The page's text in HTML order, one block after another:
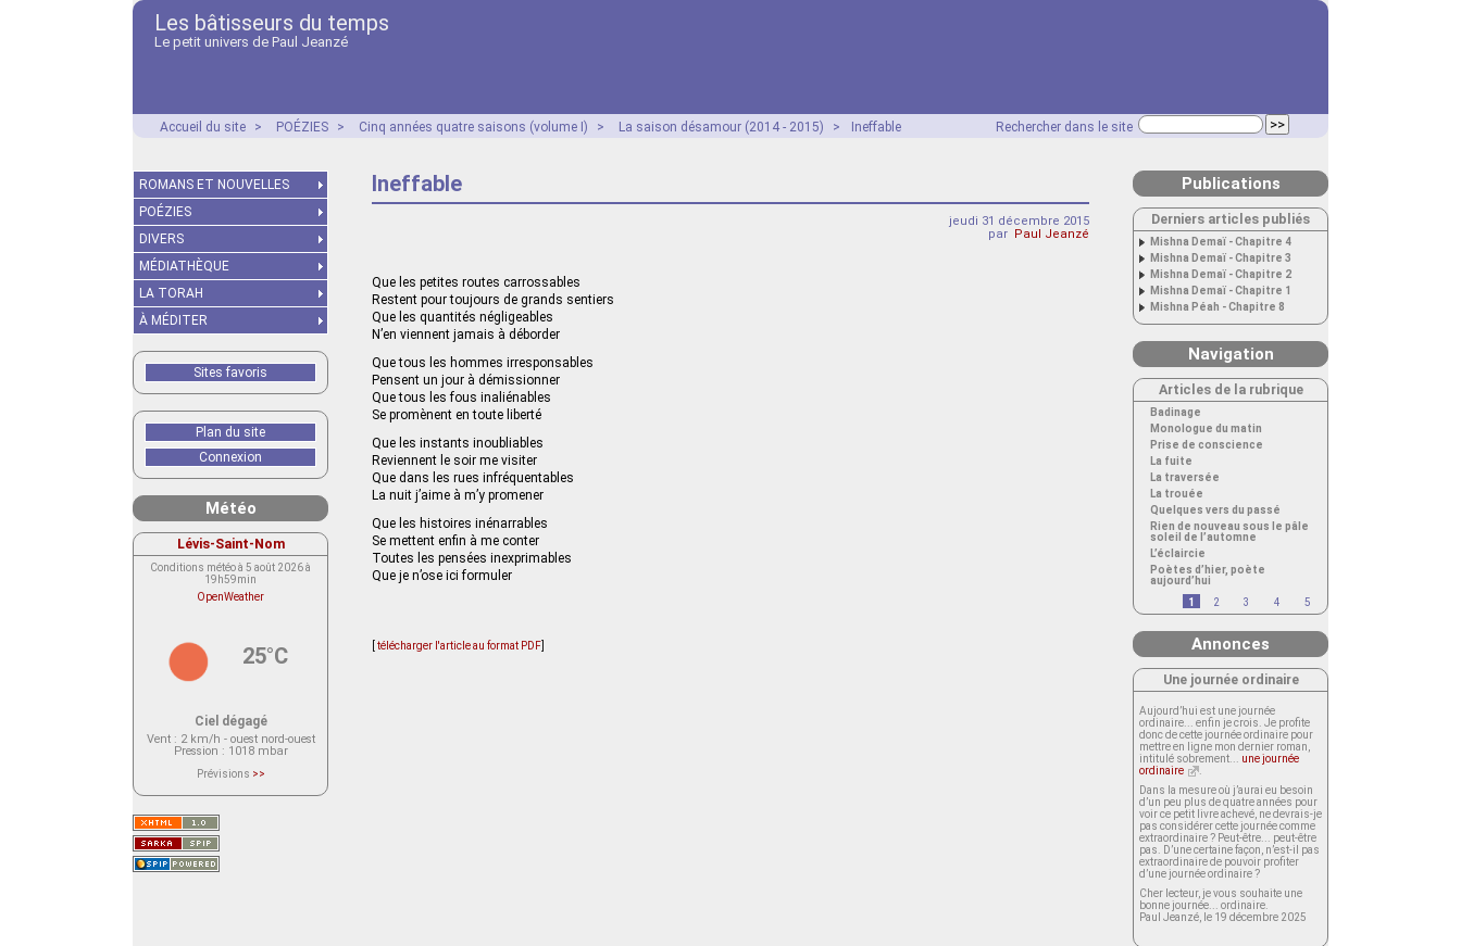
Les bâtisseurs du temps
Le petit univers de Paul Jeanzé
Rechercher dans le site
Accueil du site > POÉZIES > Cinq années quatre saisons (volume I) > La saison désamour (2014 - 2015) > Ineffable
Ineffable
jeudi 31 décembre 2015
par Paul Jeanzé
Que les petites routes carrossables
Restent pour toujours de grands sentiers
Que les quantités négligeables
N’en viennent jamais à déborder
Que tous les hommes irresponsables
Pensent un jour à démissionner
Que tous les fous inaliénables
Se promènent en toute liberté
Que les instants inoubliables
Reviennent le soir me visiter
Que dans les rues infréquentables
La nuit j’aime à m’y promener
Que les histoires inénarrables
Se mettent enfin à me conter
Toutes les pensées inexprimables
Que je n’ose ici formuler
télécharger l'article au format PDF
ROMANS ET NOUVELLES
POÉZIES
DIVERS
MÉDIATHÈQUE
LA TORAH
À MÉDITER
Sites favoris
Plan du site
Connexion
Météo
Lévis-Saint-Nom
Conditions météo à 5 août 2026 à
19h59min
OpenWeather
25°C
Ciel dégagé
Vent: 2 km/h - ouest nord-ouest
Pression : 1018 mbar
Prévisions >>
actuellement aucune prévision
Saint-Nom.
Veuillez consulter le message du
service ci-dessous.
(401 - Invalid API key. Please see
https://openweathermap.org/faq#error401
Publications
Derniers articles publiés
Mishna Demaï - Chapitre 4
Mishna Demaï - Chapitre 3
Mishna Demaï - Chapitre 2
Mishna Demaï - Chapitre 1
Mishna Péah - Chapitre 8
Navigation
Articles de la rubrique
Badinage
Monologue du matin
Prise de conscience
La fuite
La traversée
La trouée
Quelques vers du passé
Rien de nouveau sous le pâle
soleil de l’automne
L’éclaircie
Poètes d’hier, poète
aujourd’hui
1
2 3 4 5
Annonces
Une journée ordinaire
Aujourd’hui est une journée
ordinaire... enfin je crois. Je profite
donc de cette journée ordinaire pour
mettre en ligne mon dernier roman,
intitulé sobrement... une journée
ordinaire
Dans la mesure où j’aurai eu besoin
d’un peu plus de quatre années pour
voir ce petit livre achevé, ne devrais-je
pas considérer cette journée comme
extraordinaire ? Peut-être... peut-être
pas. D’une certaine façon, n’est-il pas
extraordinaire de pouvoir profiter
d’une journée ordinaire ?
Cher lecteur, je vous souhaite une
bonne journée... ordinaire.
Paul Jeanzé, le 19 décembre 2025